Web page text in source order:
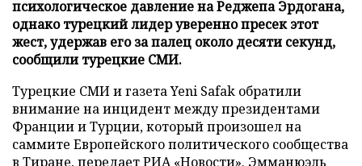
психологическое давление на Реджепа Эрдогана,
однако турецкий лидер уверенно пресек этот
жест, удержав его за палец около десяти секунд,
сообщили турецкие СМИ.
Турецкие СМИ и газета Yeni Safak обратили
внимание на инцидент между президентами
Франции и Турции, который произошел на
саммите Европейского политического сообщества
в Тиране, передаетРИА «Новости». Эмманюэль